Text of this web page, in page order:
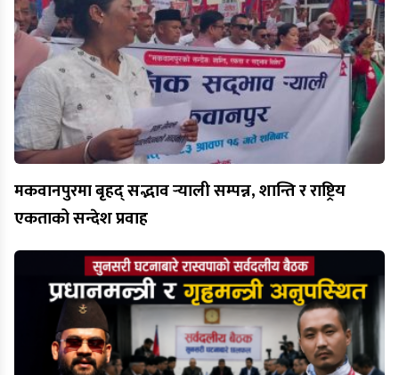
मकवानपुरमा बृहद् सद्भाव र्‍याली सम्पन्न, शान्ति र राष्ट्रिय
एकताको सन्देश प्रवाह